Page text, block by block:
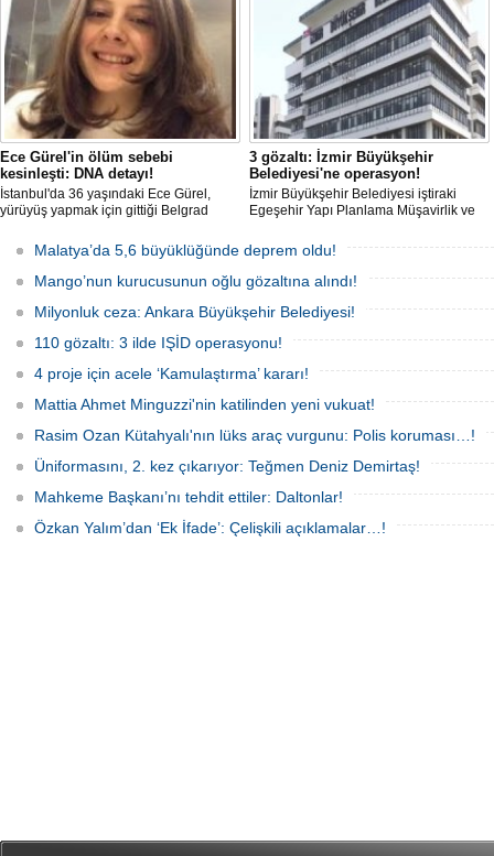
Ece Gürel'in ölüm sebebi
kesinleşti: DNA detayı!
İstanbul'da 36 yaşındaki Ece Gürel,
yürüyüş yapmak için gittiği Belgrad
karıştı. 4 gün sonra sağ bulunan ancak
kaldırıldığı hastanede hayatını
kaybeden Ece'nin ölümüyle ilgili
soruşturma tamamlanırken, dikkat
çeken detaylar yer aldı.
3 gözaltı: İzmir Büyükşehir
Belediyesi'ne operasyon!
İzmir Büyükşehir Belediyesi iştiraki
Egeşehir Yapı Planlama Müşavirlik ve
karıştırma' operasyonu düzenlendi. 4
şüpheliden 3'ü; Jandarma ekipleri
tarafınca gözaltına alındı.
Malatya’da 5,6 büyüklüğünde deprem oldu!
Mango’nun kurucusunun oğlu gözaltına alındı!
Milyonluk ceza: Ankara Büyükşehir Belediyesi!
110 gözaltı: 3 ilde IŞİD operasyonu!
4 proje için acele ‘Kamulaştırma’ kararı!
Mattia Ahmet Minguzzi'nin katilinden yeni vukuat!
Rasim Ozan Kütahyalı'nın lüks araç vurgunu: Polis koruması…!
Üniformasını, 2. kez çıkarıyor: Teğmen Deniz Demirtaş!
Mahkeme Başkanı’nı tehdit ettiler: Daltonlar!
Özkan Yalım’dan ‘Ek İfade’: Çelişkili açıklamalar…!